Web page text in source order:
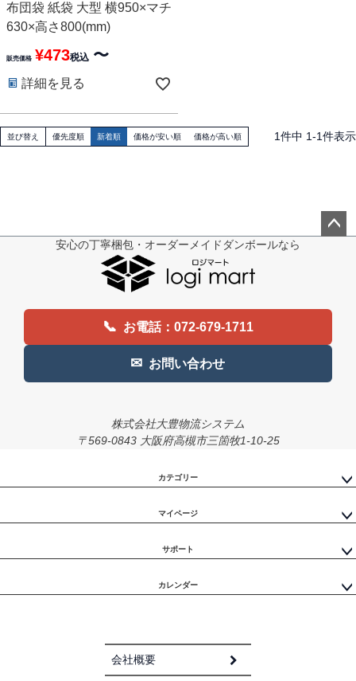
布団袋 紙袋 大型 横950×マチ
630×高さ800(mm)
販売価格 ¥473税込 〜
詳細を見る
並び替え 優先度順 新着順 価格が安い順 価格が高い順 1件中 1-1件表示
安心の丁寧梱包・オーダーメイドダンボールなら
📞 お電話：072-679-1711
✉ お問い合わせ
株式会社大豊物流システム
〒569-0843 大阪府高槻市三箇牧1-10-25
カテゴリー
マイページ
サポート
カレンダー
会社概要